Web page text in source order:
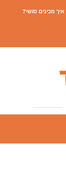
איך מכינים סושי?